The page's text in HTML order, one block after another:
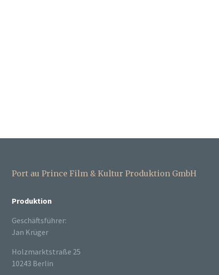
Port au Prince Film & Kultur Produktion GmbH
Produktion
Geschäftsführer:
Jan Krüger
Holzmarktstraße 25
10243 Berlin